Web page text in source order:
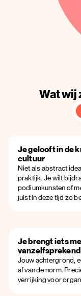
Wat wij
Je gelooft in de
cultuur
Niet als abstract
praktijk. Je wilt
podiumkunsten of
juist in deze tijd zo
Je brengt iets
vanzelfsprekend
Jouw achtergrond,
af van de norm.
verrijking voor